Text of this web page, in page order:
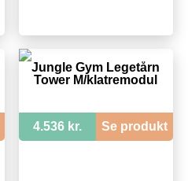
Jungle Gym Legetårn
Tower M/klatremodul
4.536 kr. Se produkt